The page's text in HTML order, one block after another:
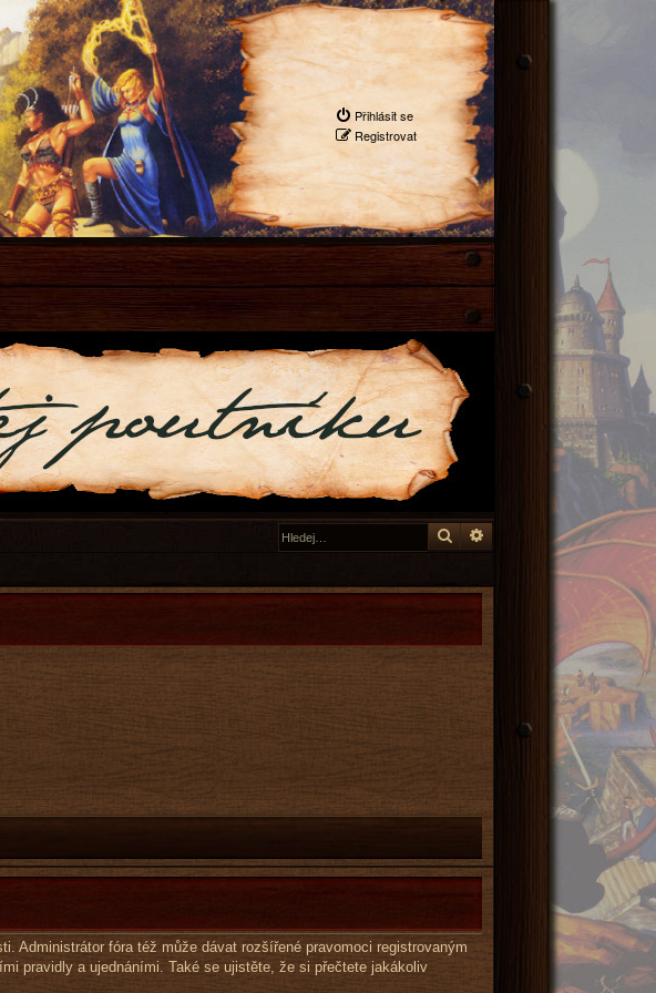
Přihlásit se
Registrovat
Hledat Pokročilé hledání
Administrátor fóra též může dávat rozšířené pravomoci registrovaným
pravidly a ujednáními. Také se ujistěte, že si přečtete jakákoliv